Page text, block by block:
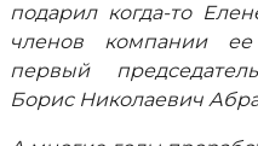
подарил когда-то
членов компании
первый
Борис Николаевич